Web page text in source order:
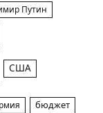
Путин
США
бюджет